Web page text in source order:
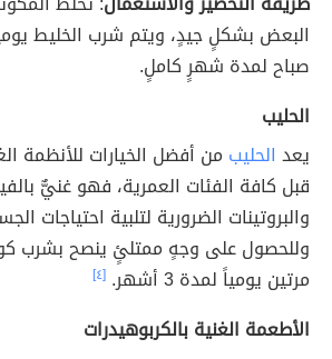
البعض بشكلٍ جيدٍ، ويتم شرب الخليط
صباح لمدة شهرٍ كاملٍ.
الحليب
يعد الحليب من أفضل الخيارات للأنظمة
قبل كافة الفئات العمرية، فهو غنيٌّ
والبروتينات الضرورية لتلبية احتياجات
وللحصول على وجهٍ ممتلئٍ ينصح بشرب
مرتين يومياً لمدة 3 أشهر.
[٤]
الأطعمة الغنية بالكربوهيدرات